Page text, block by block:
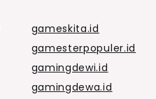
gameskita.id
gamesterpopuler.id
gamingdewi.id
gamingdewa.id